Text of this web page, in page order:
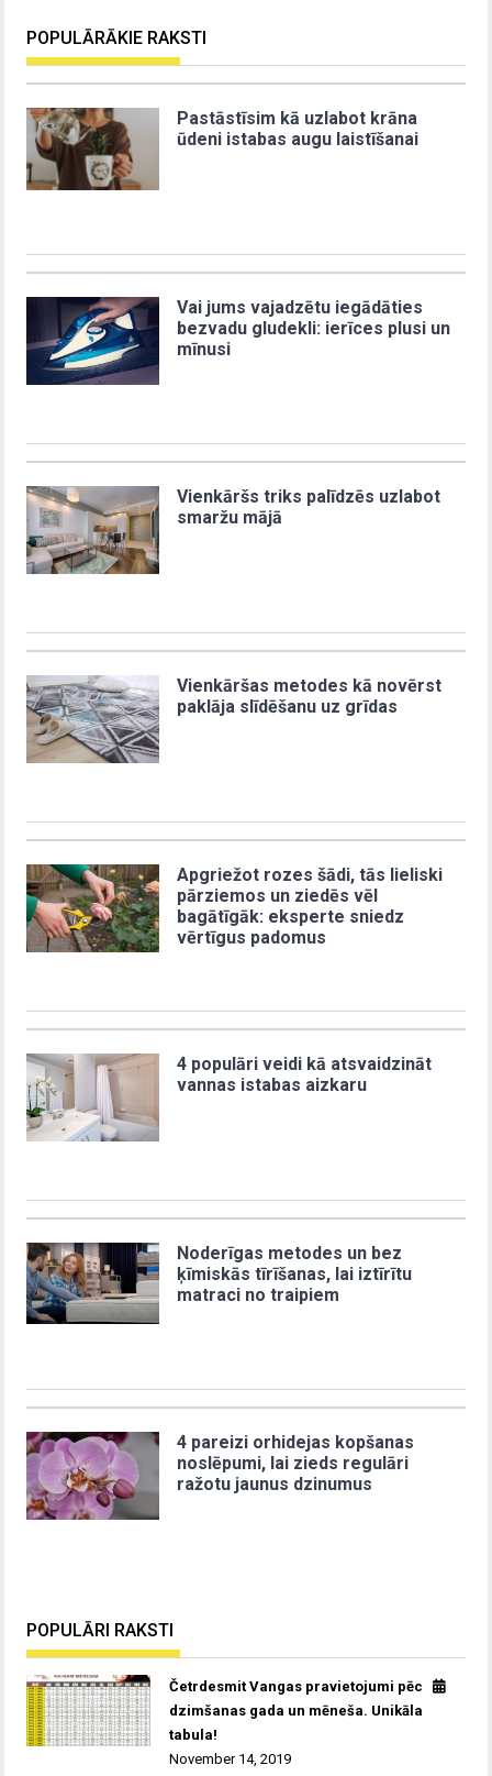
POPULĀRĀKIE RAKSTI
Pastāstīsim kā uzlabot krāna
ūdeni istabas augu laistīšanai
Vai jums vajadzētu iegādāties
bezvadu gludekli: ierīces plusi un
mīnusi
Vienkāršs triks palīdzēs uzlabot
smaržu mājā
Vienkāršas metodes kā novērst
paklāja slīdēšanu uz grīdas
Apgriežot rozes šādi, tās lieliski
pārziemos un ziedēs vēl
bagātīgāk: eksperte sniedz
vērtīgus padomus
4 populāri veidi kā atsvaidzināt
vannas istabas aizkaru
Noderīgas metodes un bez
ķīmiskās tīrīšanas, lai iztīrītu
matraci no traipiem
4 pareizi orhidejas kopšanas
noslēpumi, lai zieds regulāri
ražotu jaunus dzinumus
POPULĀRI RAKSTI
Četrdesmit Vangas pravietojumi pēc
dzimšanas gada un mēneša. Unikāla
tabula!
November 14, 2019